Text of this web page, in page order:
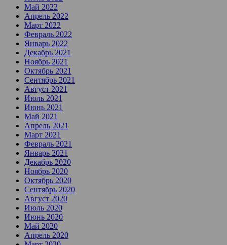
Май 2022
Апрель 2022
Март 2022
Февраль 2022
Январь 2022
Декабрь 2021
Ноябрь 2021
Октябрь 2021
Сентябрь 2021
Август 2021
Июль 2021
Июнь 2021
Май 2021
Апрель 2021
Март 2021
Февраль 2021
Январь 2021
Декабрь 2020
Ноябрь 2020
Октябрь 2020
Сентябрь 2020
Август 2020
Июль 2020
Июнь 2020
Май 2020
Апрель 2020